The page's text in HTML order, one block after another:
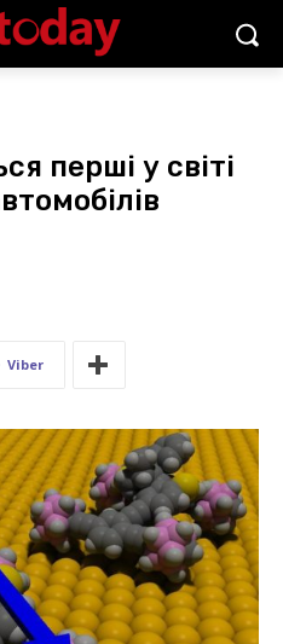
перші у світі
Viber